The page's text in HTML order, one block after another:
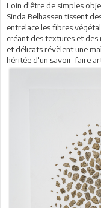
Loin d'être de simples
Sinda Belhassen tissent
entrelace les fibres
créant des textures et des
et délicats révèlent une
héritée d'un savoir-faire